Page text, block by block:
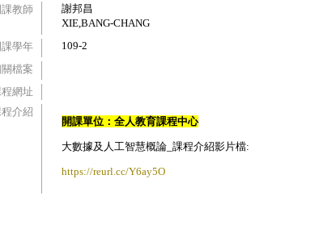
課教師
謝邦昌
XIE,BANG-CHANG
課學年
109-2
檔案
網址
介紹
開課單位：全人教育課程中心
大數據及人工智慧概論_課程介紹影片檔:
https://reurl.cc/Y6ay5O